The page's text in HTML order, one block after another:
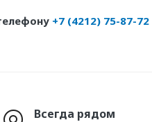
+7 (4212) 75-87-72
Всегда рядом